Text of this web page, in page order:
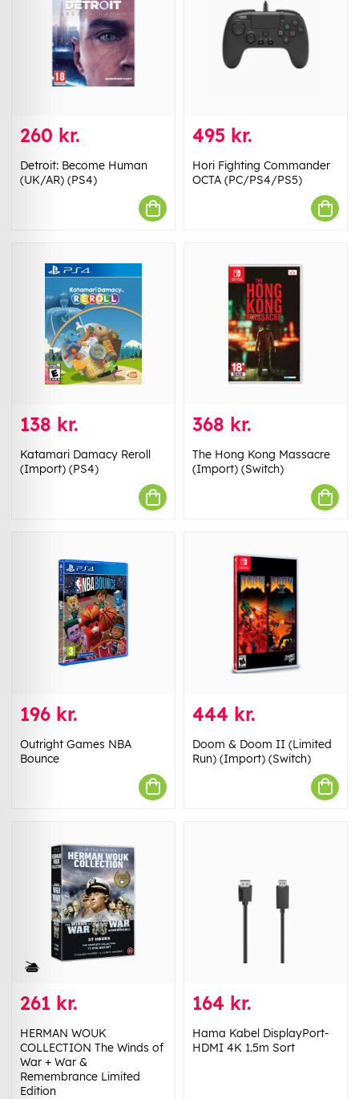
260 kr.
Detroit: Become Human
(UK/AR) (PS4)
495 kr.
Hori Fighting Commander
OCTA (PC/PS4/PS5)
138 kr.
Katamari Damacy Reroll
(Import) (PS4)
368 kr.
The Hong Kong Massacre
(Import) (Switch)
196 kr.
Outright Games NBA
Bounce
444 kr.
Doom & Doom II (Limited
Run) (Import) (Switch)
261 kr.
HERMAN WOUK
COLLECTION The Winds of
War + War &
Remembrance Limited
Edition
164 kr.
Hama Kabel DisplayPort-
HDMI 4K 1.5m Sort